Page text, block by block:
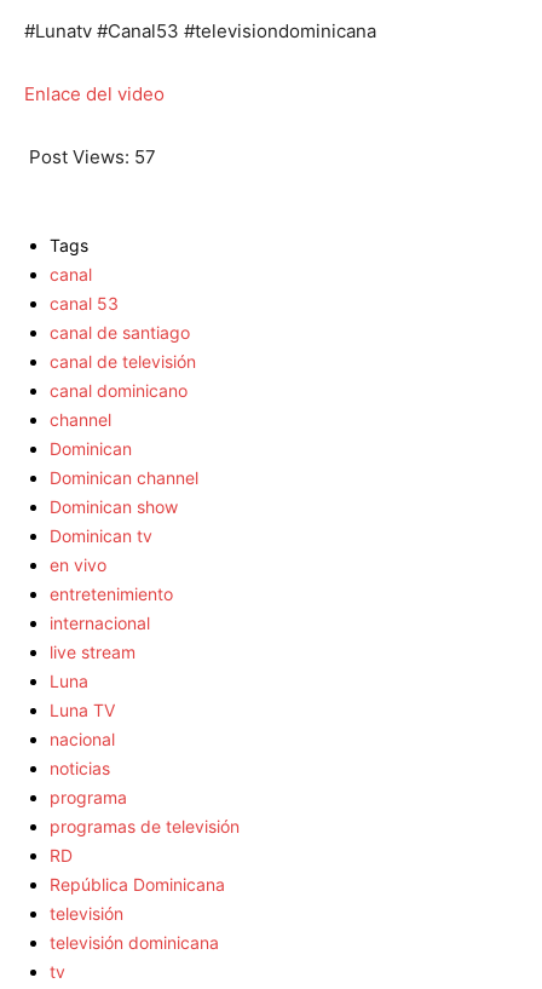
#Lunatv #Canal53 #televisiondominicana
Enlace del video
Post Views: 57
Tags
canal
canal 53
canal de santiago
canal de televisión
canal dominicano
channel
Dominican
Dominican channel
Dominican show
Dominican tv
en vivo
entretenimiento
internacional
live stream
Luna
Luna TV
nacional
noticias
programa
programas de televisión
RD
República Dominicana
televisión
televisión dominicana
tv